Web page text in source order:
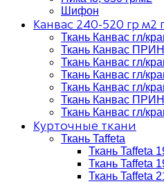
Шифон
Канвас 240-520 гр
Ткань Канвас гл/
Ткань Канвас
Ткань Канвас гл/
Ткань Канвас гл/
Ткань Канвас гл/
Ткань Канвас
Ткань Канвас гл/
Курточные ткани
Ткань Taffeta
Ткань Taffeta
Ткань Taffeta
Ткань Taffeta